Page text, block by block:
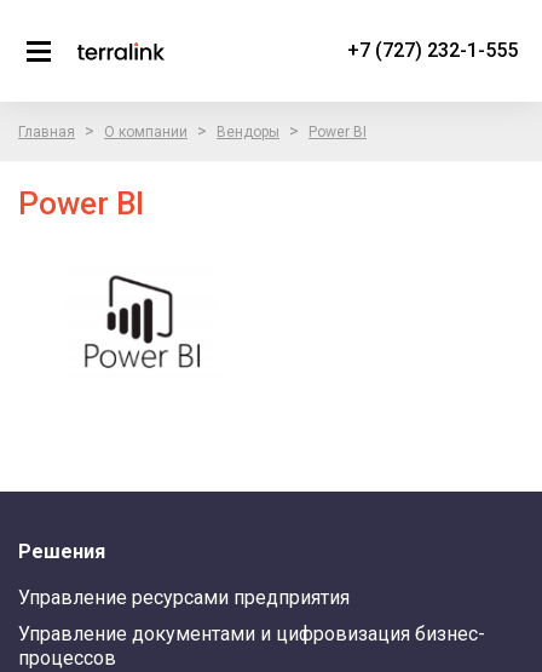
+7 (727) 232-1-555
Главная > О компании > Вендоры > Power BI
Power BI
Решения
Управление ресурсами предприятия
Управление документами и цифровизация бизнес-
процессов